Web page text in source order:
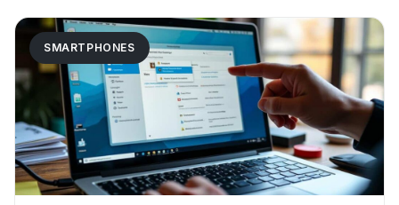
SMARTPHONES